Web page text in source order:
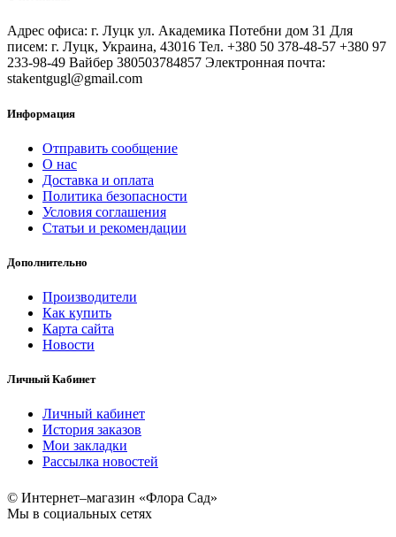
Адрес офиса: г. Луцк ул. Академика Потебни дом 31 Для
писем: г. Луцк, Украина, 43016 Тел. +380 50 378-48-57 +380 97
233-98-49 Вайбер 380503784857 Электронная почта:
stakentgugl@gmail.com
Информация
Отправить сообщение
О нас
Доставка и оплата
Политика безопасности
Условия соглашения
Статьи и рекомендации
Дополнительно
Производители
Как купить
Карта сайта
Новости
Личный Кабинет
Личный кабинет
История заказов
Мои закладки
Рассылка новостей
© Интернет–магазин «Флора Сад»
Мы в социальных сетях